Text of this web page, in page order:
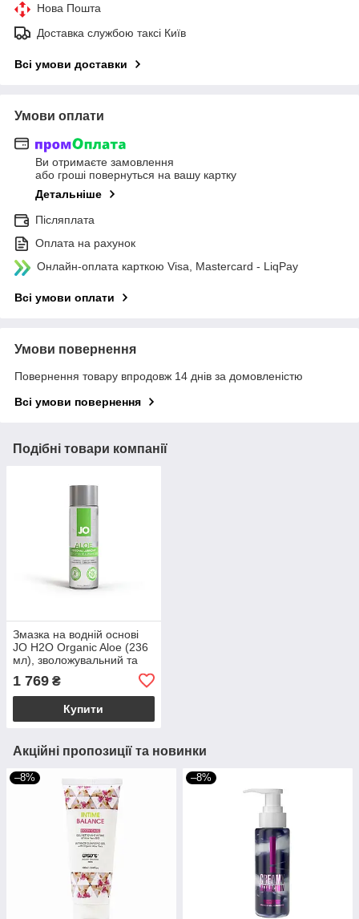
Нова Пошта
Доставка службою таксі Київ
Всі умови доставки
Умови оплати
Ви отримаєте замовлення
або гроші повернуться на вашу картку
Детальніше
Післяплата
Оплата на рахунок
Онлайн-оплата карткою Visa, Mastercard - LiqPay
Всі умови оплати
Умови повернення
Повернення товару впродовж 14 днів за домовленістю
Всі умови повернення
Подібні товари компанії
Змазка на водній основі
JO H2O Organic Aloe (236
мл), зволожувальний та
1 769 ₴
Купити
Акційні пропозиції та новинки
–8% –8%